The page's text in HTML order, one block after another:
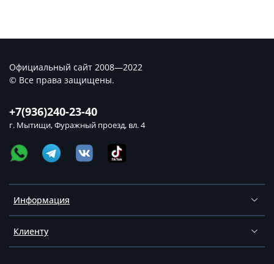
Информация
Клиенту
+7(936)240-23-40
г. Мытищи, Фуражный проезд, вл. 4
Официальный сайт 2008—2022
© Все права защищены.